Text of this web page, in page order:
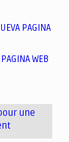
PAGINA
WEB
une